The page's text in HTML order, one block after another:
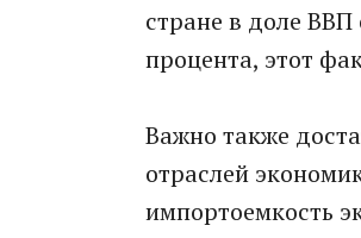
стране в доле
процента, этот
Важно также
отраслей
импортоемкость